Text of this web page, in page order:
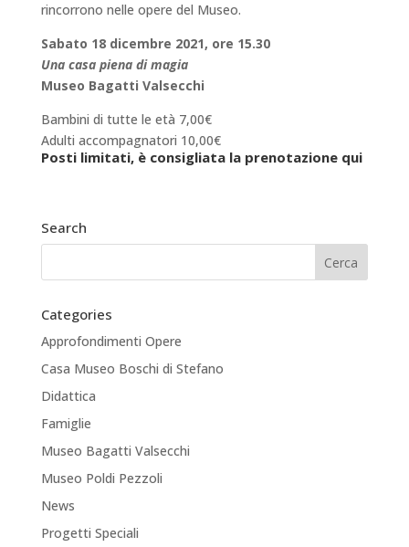
rincorrono nelle opere del Museo.
Sabato 18 dicembre 2021, ore 15.30
Una casa piena di magia
Museo Bagatti Valsecchi
Bambini di tutte le età 7,00€
Adulti accompagnatori 10,00€
Posti limitati, è consigliata la prenotazione qui
Search
Categories
Approfondimenti Opere
Casa Museo Boschi di Stefano
Didattica
Famiglie
Museo Bagatti Valsecchi
Museo Poldi Pezzoli
News
Progetti Speciali